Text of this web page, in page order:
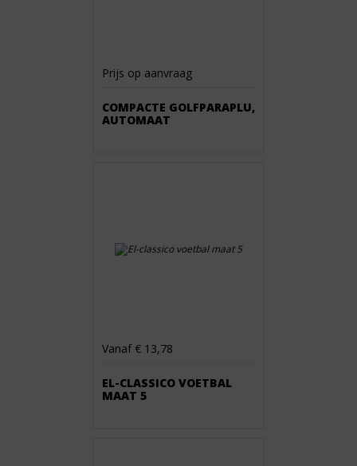
Prijs op aanvraag
COMPACTE GOLFPARAPLU,
AUTOMAAT
Vanaf € 13,78
EL-CLASSICO VOETBAL
MAAT 5